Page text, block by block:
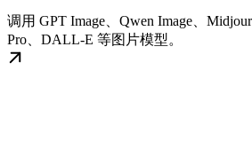
调用 GPT Image、Qwen Image、
Pro、DALL-E 等图片模型。